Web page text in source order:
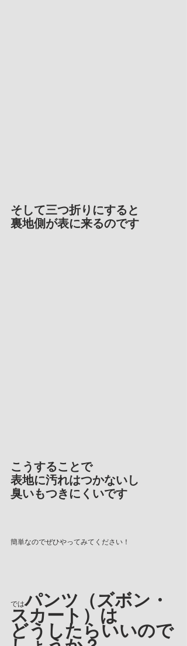
そして三つ折りにすると
裏地側が表に来るのです
こうすることで
表地に汚れはつかないし
臭いもつきにくいです
簡単なのでぜひやってみてください！
ではパンツ（ズボン・
スカート）は
どうしたらいいので